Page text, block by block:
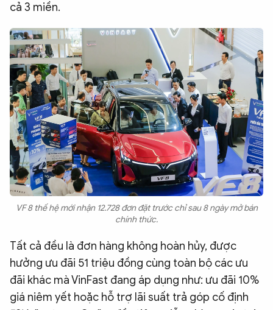
BẠN ĐỌC & CAND
ĐA PHƯƠNG TIỆN
eMagazine
Podcast
Video Ảnh
Infographic
Chuyên trangAn ninh thế giớiVăn nghệ Công an
Chuyên đề
cả 3 miền.
VF 8 thế hệ mới nhận 12.728 đơn đặt trước chỉ sau 8 ngày mở bán
chính thức.
Tất cả đều là đơn hàng không hoàn hủy, được
hưởng ưu đãi 51 triệu đồng cùng toàn bộ các ưu
đãi khác mà VinFast đang áp dụng như: ưu đãi 10%
giá niêm yết hoặc hỗ trợ lãi suất trả góp cố định